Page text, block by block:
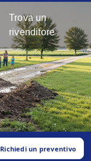
Trova un
rivenditore
Richiedi un preventivo